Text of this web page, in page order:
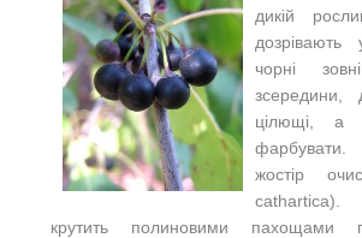
дикій
чорні
зсередини,
цілющі,
жостір
cathartica).
крутить полиновими пахощами